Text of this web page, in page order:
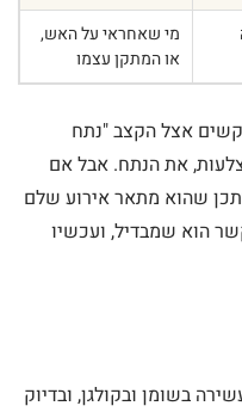
מי שאחראי על האש,
או המתקן עצמו
אצל הקצב "נתח
את הנתח. אבל אם
שהוא מתאר אירוע שלם
הוא שמבדיל, ועכשיו
בשומן ובקולגן, ובדיוק